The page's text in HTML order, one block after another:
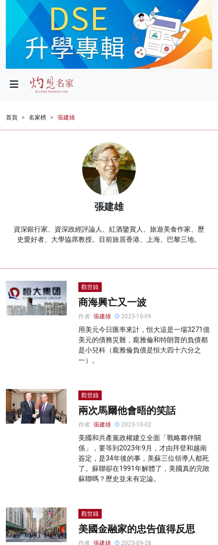
政局
財經
生活
名家榜
關於我們
首頁 名家榜 張建雄
張建雄
資深銀行家、資深政經評論人、紅酒鑒賞人、旅遊美食作家、歷
史愛好者、大學協席教授。目前旅居香港、上海、巴黎三地。
觀世錄
商海興亡又一波
作者: 張建雄 2023-10-09
用美元今日匯率來計，恒大這是一場3271億
美元的債務災難，龐雅倫和特朗普的負債都
是小兒科（龐雅倫負債是恒大四十六分之
一）。
觀世錄
兩次馬爾他會晤的笑話
作者: 張建雄 2023-10-02
美國和共產黨政權建立全面「戰略夥伴關
係」，要等到2023年9月，才由拜登和越南
簽定，是34年後的事，美蘇三位領導人都死
了。蘇聯卻在1991年解體了，美國真的完敗
蘇聯嗎？歷史並未有定論。
觀世錄
美國金融家的忠告值得反思
作者: 張建雄 2023-09-28